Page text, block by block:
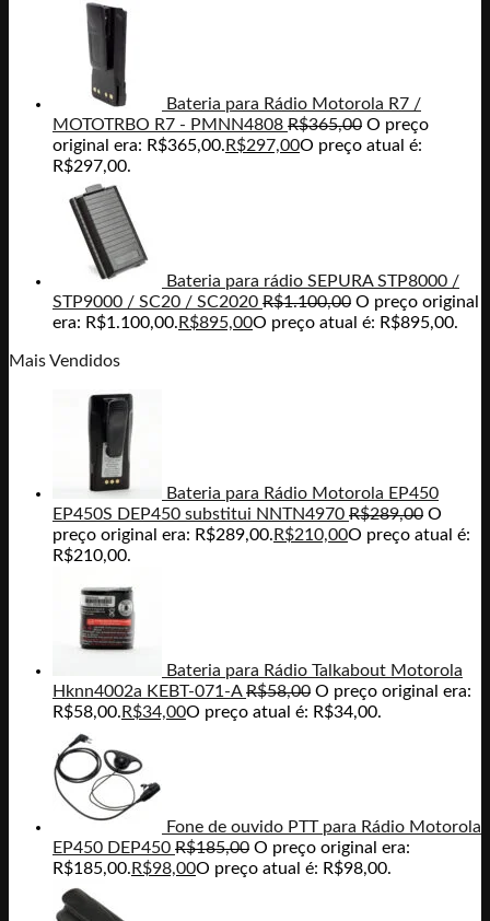
Bateria para Rádio Motorola R7 /
MOTOTRBO R7 - PMNN4808 R$365,00 O preço
original era: R$365,00. R$297,00O preço atual é:
R$297,00.
Bateria para rádio SEPURA STP8000 /
STP9000 / SC20 / SC2020 R$1.100,00 O preço original
era: R$1.100,00. R$895,00O preço atual é: R$895,00.
Mais Vendidos
Bateria para Rádio Motorola EP450
EP450S DEP450 substitui NNTN4970 R$289,00 O
preço original era: R$289,00. R$210,00O preço atual é:
R$210,00.
Bateria para Rádio Talkabout Motorola
Hknn4002a KEBT-071-A R$58,00 O preço original era:
R$58,00. R$34,00O preço atual é: R$34,00.
Fone de ouvido PTT para Rádio Motorola
EP450 DEP450 R$185,00 O preço original era:
R$185,00. R$98,00O preço atual é: R$98,00.